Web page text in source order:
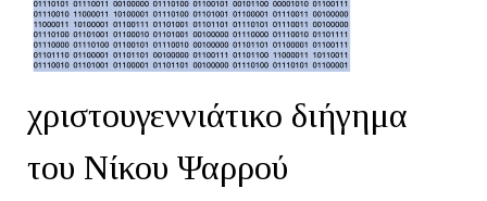
χριστουγεννιάτικο διήγημα
του Νίκου Ψαρρού